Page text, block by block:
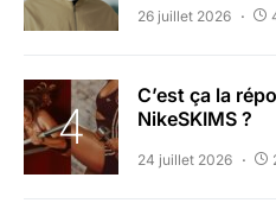
26 juillet 2026
C’est ça la
NikeSKIMS ?
24 juillet 2026